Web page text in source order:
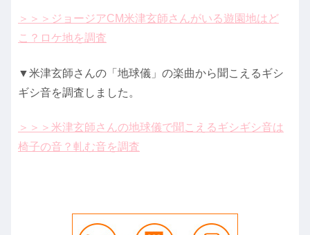
＞＞＞ジョージアCM米津玄師さんがいる遊園地はど
こ？ロケ地を調査
▼米津玄師さんの「地球儀」の楽曲から聞こえるギシ
ギシ音を調査しました。
＞＞＞米津玄師さんの地球儀で聞こえるギシギシ音は
椅子の音？軋む音を調査